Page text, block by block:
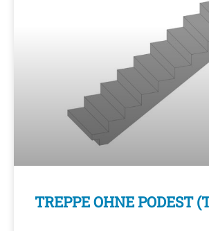
TREPPE OHNE PODEST